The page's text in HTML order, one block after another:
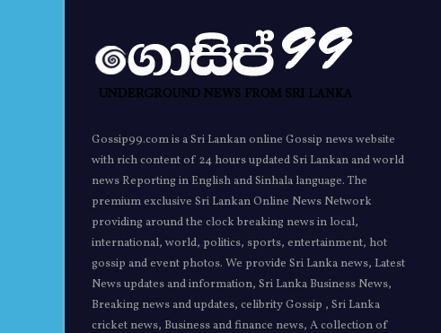
Gossip99.com is a Sri Lankan online Gossip news website
with rich content of 24 hours updated Sri Lankan and world
news Reporting in English and Sinhala language. The
premium exclusive Sri Lankan Online News Network
providing around the clock breaking news in local,
international, world, politics, sports, entertainment, hot
gossip and event photos. We provide Sri Lanka news, Latest
News updates and information, Sri Lanka Business News,
Breaking news and updates, celibrity Gossip , Sri Lanka
cricket news, Business and finance news, A collection of